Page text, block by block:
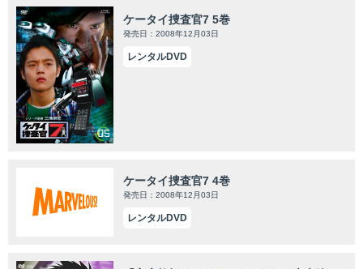
ケータイ捜査官7 5巻
発売日：2008年12月03日
レンタルDVD
ケータイ捜査官7 4巻
発売日：2008年12月03日
レンタルDVD